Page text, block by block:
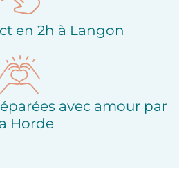
en 2h à Langon
avec amour par
Horde